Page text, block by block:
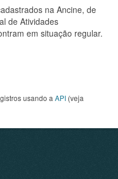
na Ancine, de
de Atividades
em situação regular.
usando a API (veja